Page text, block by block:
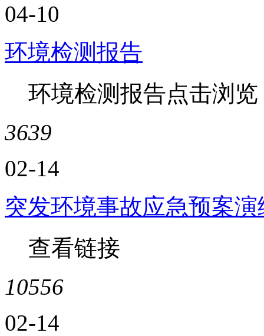
04-10
环境检测报告
环境检测报告点击浏览
3639
02-14
突发环境事故应急预案演
查看链接
10556
02-14